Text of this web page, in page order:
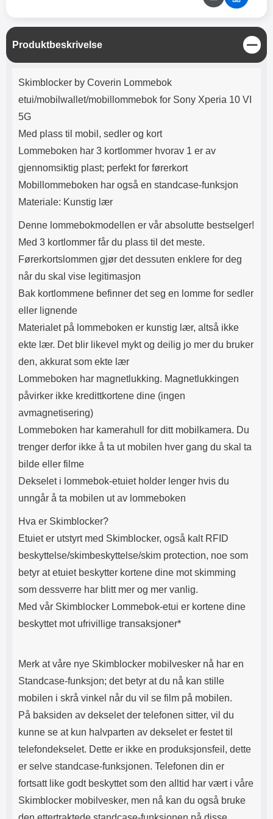
alt samlet på ett sted. Et vakkert
motiv pryder dekselet, noe som
gir det et unikt og personlig preg.
Vær oppmerksom på at motivet
kan variere litt fra deksel til
deksel, noe som gjør hvert deksel
Skimblocker by Coverin
Lommebokdeksel Design er ikke
du enkelt sette mobilen din i en
videoer uten å måtte holde
telefonen. Den innebygde
RFID-beskyttelsen, sikrer at
inntrenging. For de som søker et
lommebokdeksel med både stil
og sikkerhet, er Skimblocker by
Coverin Lommebokdeksel Design
dine med dette praktiske og
forskjellen! Skimblocker by
Coverin Design er en kolleksjon
håper du vil like ditt nye design
billigmobilbeskyttelse.no påtar
Produktbeskrivelse
L
u
k
Produktbeskrivelse
Skimblocker by Coverin Lommebok
etui/mobilwallet/mobillommebok for Sony Xperia 10 VI
5G
Med plass til mobil, sedler og kort
Lommeboken har 3 kortlommer hvorav 1 er av
gjennomsiktig plast; perfekt for førerkort
Mobillommeboken har også en standcase-funksjon
Materiale: Kunstig lær
Denne lommebokmodellen er vår absolutte bestselger!
Med 3 kortlommer får du plass til det meste.
Førerkortslommen gjør det dessuten enklere for deg
når du skal vise legitimasjon
Bak kortlommene befinner det seg en lomme for sedler
eller lignende
Materialet på lommeboken er kunstig lær, altså ikke
ekte lær. Det blir likevel mykt og deilig jo mer du bruker
den, akkurat som ekte lær
Lommeboken har magnetlukking. Magnetlukkingen
påvirker ikke kredittkortene dine (ingen
avmagnetisering)
Lommeboken har kamerahull for ditt mobilkamera. Du
trenger derfor ikke å ta ut mobilen hver gang du skal ta
bilde eller filme
Dekselet i lommebok-etuiet holder lenger hvis du
unngår å ta mobilen ut av lommeboken
Hva er Skimblocker?
Etuiet er utstyrt med Skimblocker, også kalt RFID
beskyttelse/skimbeskyttelse/skim protection, noe som
betyr at etuiet beskytter kortene dine mot skimming
som dessverre har blitt mer og mer vanlig.
Med vår Skimblocker Lommebok-etui er kortene dine
beskyttet mot ufrivillige transaksjoner*
Merk at våre nye Skimblocker mobilvesker nå har en
Standcase-funksjon; det betyr at du nå kan stille
mobilen i skrå vinkel når du vil se film på mobilen.
På baksiden av dekselet der telefonen sitter, vil du
kunne se at kun halvparten av dekselet er festet til
telefondekselet. Dette er ikke en produksjonsfeil, dette
er selve standcase-funksjonen. Telefonen din er
fortsatt like godt beskyttet som den alltid har vært i våre
Skimblocker mobilvesker, men nå kan du også bruke